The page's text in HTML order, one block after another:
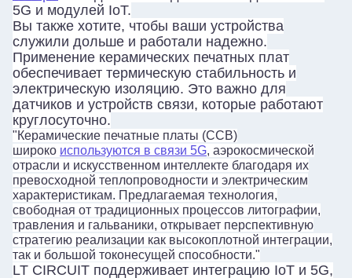
Отправить
5G и модулей IoT.
Вы также хотите, чтобы ваши устройства
служили дольше и работали надежно.
Применение керамических печатных плат
обеспечивает термическую стабильность и
электрическую изоляцию. Это важно для
датчиков и устройств связи, которые работают
круглосуточно.
"Керамические печатные платы (CCB)
широко используются в связи 5G, аэрокосмической
отрасли и искусственном интеллекте благодаря их
превосходной теплопроводности и электрическим
характеристикам. Предлагаемая технология,
свободная от традиционных процессов литографии,
травления и гальваники, открывает перспективную
стратегию реализации как высокоплотной интеграции,
так и большой токонесущей способности."
LT CIRCUIT поддерживает интеграцию IoT и 5G,